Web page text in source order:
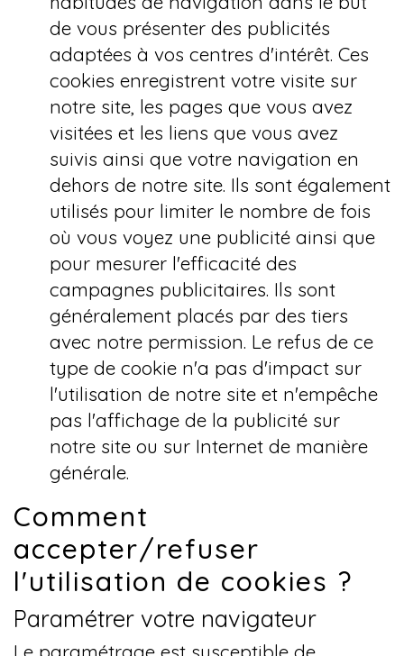
de vous présenter des publicités
adaptées à vos centres d'intérêt. Ces
cookies enregistrent votre visite sur
notre site, les pages que vous avez
visitées et les liens que vous avez
suivis ainsi que votre navigation en
dehors de notre site. Ils sont également
utilisés pour limiter le nombre de fois
où vous voyez une publicité ainsi que
pour mesurer l'efficacité des
campagnes publicitaires. Ils sont
généralement placés par des tiers
avec notre permission. Le refus de ce
type de cookie n'a pas d'impact sur
l'utilisation de notre site et n'empêche
pas l'affichage de la publicité sur
notre site ou sur Internet de manière
générale.
Comment
accepter/refuser
l'utilisation de cookies ?
Paramétrer votre navigateur